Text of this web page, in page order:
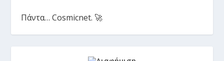
Πάντα… Cosmicnet. 🚀